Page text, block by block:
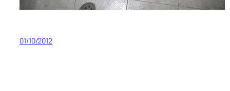
01/10/2012